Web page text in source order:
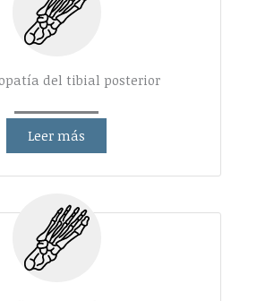
del tibial posterior
Leer más